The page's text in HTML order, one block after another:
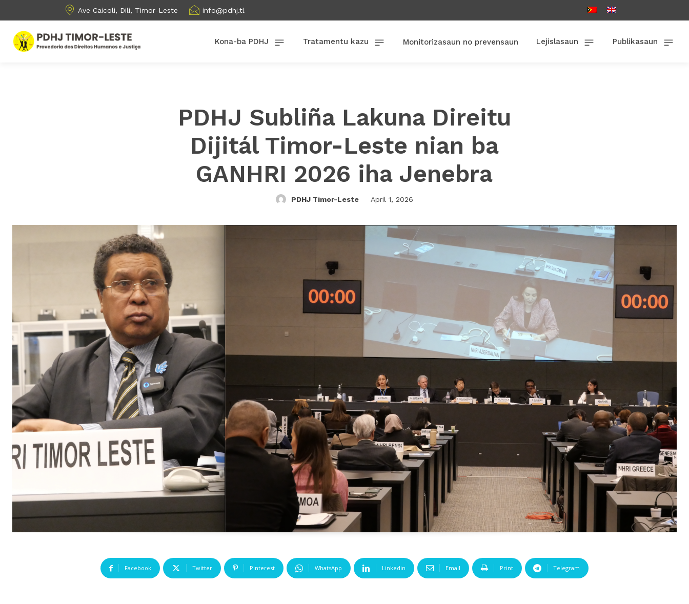
Ave Caicoli, Dili, Timor-Leste info@pdhj.tl
Kona-ba PDHJ Tratamentu kazu Monitorizasaun no prevensaun Lejislasaun Publikasaun
PDHJ Subliña Lakuna Direitu
Dijitál Timor-Leste nian ba
GANHRI 2026 iha Jenebra
PDHJ Timor-Leste April 1, 2026
Facebook Twitter Pinterest WhatsApp Linkedin Email Print Telegram